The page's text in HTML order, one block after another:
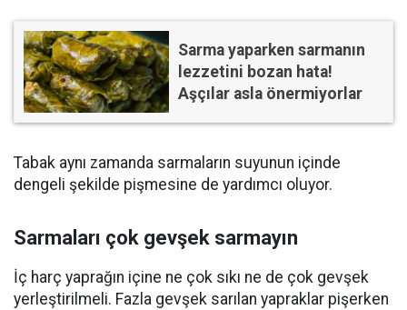
Sarma yaparken sarmanın
lezzetini bozan hata!
Aşçılar asla önermiyorlar
Tabak aynı zamanda sarmaların suyunun içinde
dengeli şekilde pişmesine de yardımcı oluyor.
Sarmaları çok gevşek sarmayın
İç harç yaprağın içine ne çok sıkı ne de çok gevşek
yerleştirilmeli. Fazla gevşek sarılan yapraklar pişerken